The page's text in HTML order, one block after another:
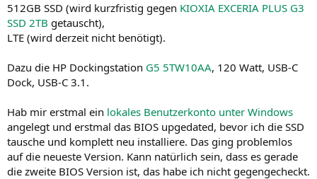
512GB SSD (wird kurzfristig gegen KIOXIA EXCERIA PLUS G3
SSD 2TB getauscht),
LTE (wird derzeit nicht benötigt).
Dazu die HP Dockingstation G5 5TW10AA, 120 Watt, USB-C
Dock, USB-C 3.1.
Hab mir erstmal ein lokales Benutzerkonto unter Windows
angelegt und erstmal das BIOS upgedated, bevor ich die SSD
tausche und komplett neu installiere. Das ging problemlos
auf die neueste Version. Kann natürlich sein, dass es gerade
die zweite BIOS Version ist, das habe ich nicht gegengecheckt.